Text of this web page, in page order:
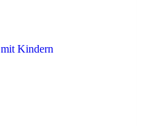
Kindern